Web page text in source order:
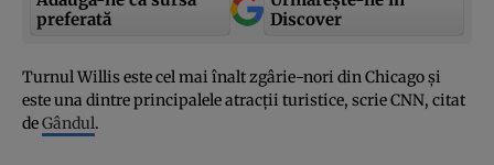
preferată
Discover
Turnul Willis este cel mai înalt zgârie-nori din Chicago şi
este una dintre principalele atracţii turistice, scrie CNN, citat
deGândul.